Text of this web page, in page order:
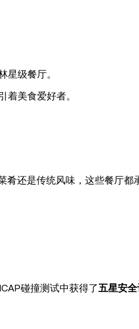
级餐厅。
着美食爱好者。
肴还是传统风味，这些餐厅都
碰撞测试中获得了五星安